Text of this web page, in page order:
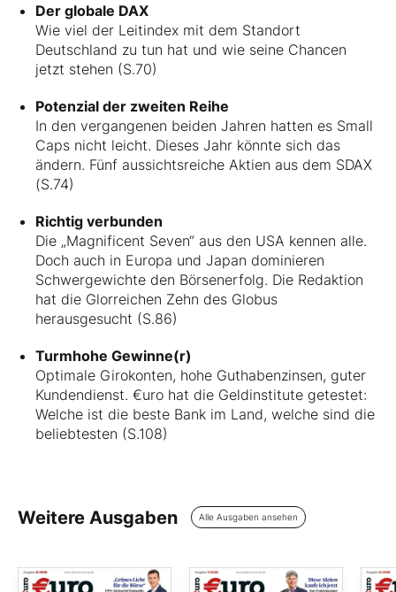
Der globale DAX
Wie viel der Leitindex mit dem Standort
Deutschland zu tun hat und wie seine Chancen
jetzt stehen (S.70)
Potenzial der zweiten Reihe
In den vergangenen beiden Jahren hatten es Small
Caps nicht leicht. Dieses Jahr könnte sich das
ändern. Fünf aussichtsreiche Aktien aus dem SDAX
(S.74)
Richtig verbunden
Die „Magnificent Seven“ aus den USA kennen alle.
Doch auch in Europa und Japan dominieren
Schwergewichte den Börsenerfolg. Die Redaktion
hat die Glorreichen Zehn des Globus
herausgesucht (S.86)
Turmhohe Gewinne(r)
Optimale Girokonten, hohe Guthabenzinsen, guter
Kundendienst. €uro hat die Geldinstitute getestet:
Welche ist die beste Bank im Land, welche sind die
beliebtesten (S.108)
Weitere Ausgaben Alle Ausgaben ansehen